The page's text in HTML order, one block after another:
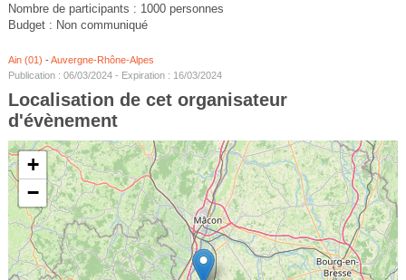
Nombre de participants : 1000 personnes
Budget : Non communiqué
Ain (01) -Auvergne-Rhône-Alpes
Publication : 06/03/2024 - Expiration : 16/03/2024
Localisation de cet organisateur
d'évènement
+
−